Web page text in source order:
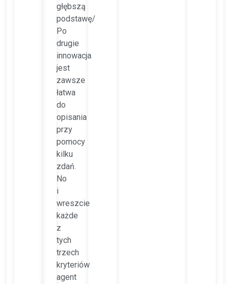
głębszą
podstawę/
Po
drugie
innowacja
jest
zawsze
łatwa
do
opisania
przy
pomocy
kilku
zdań.
No
i
wreszcie
każde
z
tych
trzech
kryteriów
agent